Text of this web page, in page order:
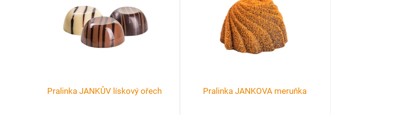
Pralinka JANKŮV lískový ořech Pralinka JANKOVA meruňka